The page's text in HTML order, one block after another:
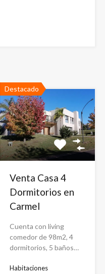
Destacado
Venta Casa 4
Dormitorios en
Carmel
Cuenta con living
comedor de 98m2, 4
dormitorios, 5 baños…
Habitaciones